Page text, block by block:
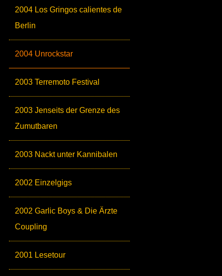
2004 Los Gringos calientes de
Berlin
2004 Unrockstar
2003 Terremoto Festival
2003 Jenseits der Grenze des
Zumutbaren
2003 Nackt unter Kannibalen
2002 Einzelgigs
2002 Garlic Boys & Die Ärzte
Coupling
2001 Lesetour